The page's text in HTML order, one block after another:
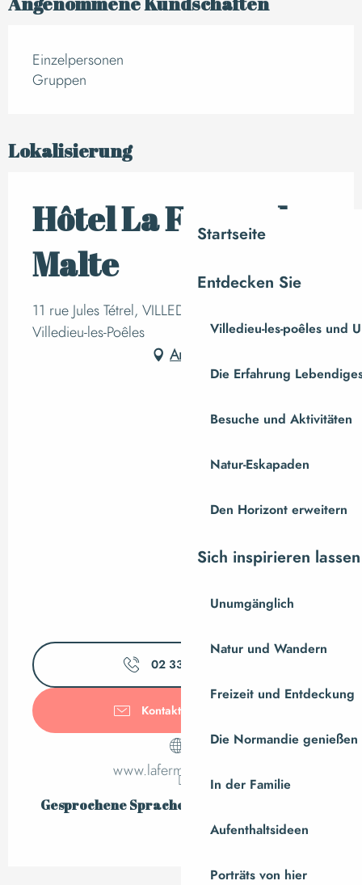
Startseite
Entdecken Sie
Villedieu-les-poêles und
Die Erfahrung
Besuche und Aktivitäten
Natur-Eskapaden
Den Horizont erweitern
Sich inspirieren lassen
Unumgänglich
Natur und Wandern
Freizeit und Entdeckung
Die Normandie genießen
In der Familie
Aufenthaltsideen
Porträts von hier
Einzelpersonen
Gruppen
Lokalisierung
Hôtel La Ferme de
Malte
11 rue Jules Tétrel, VILLEDIEU-LES-POELES,
Villedieu-les-Poêles
Anfahrt
02 33 91 35
Kontaktieren Sie uns
www.lafermedemalte.fr
Gesprochene Sprachen
Gesprochene Sprachen